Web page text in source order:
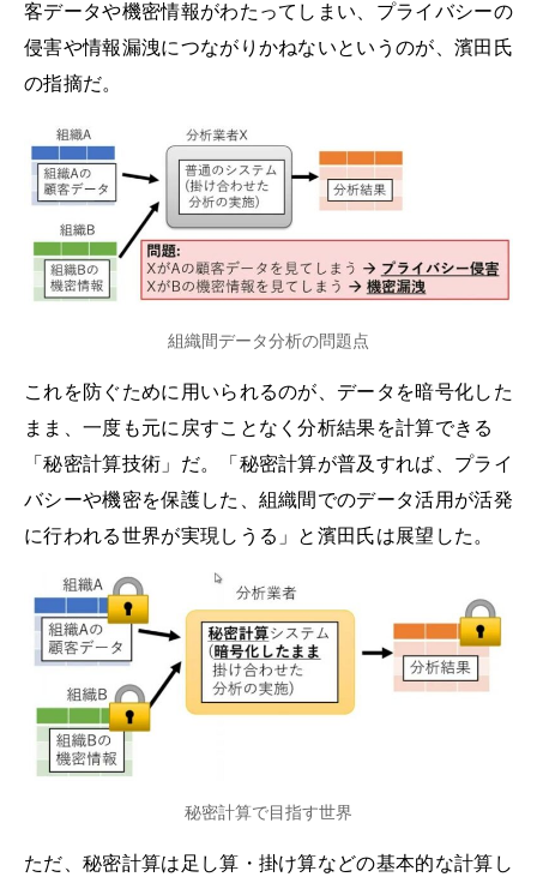
客データや機密情報がわたってしまい、プライバシーの
侵害や情報漏洩につながりかねないというのが、濱田氏
の指摘だ。
組織間データ分析の問題点
これを防ぐために用いられるのが、データを暗号化した
まま、一度も元に戻すことなく分析結果を計算できる
「秘密計算技術」だ。「秘密計算が普及すれば、プライ
バシーや機密を保護した、組織間でのデータ活用が活発
に行われる世界が実現しうる」と濱田氏は展望した。
秘密計算で目指す世界
ただ、秘密計算は足し算・掛け算などの基本的な計算し